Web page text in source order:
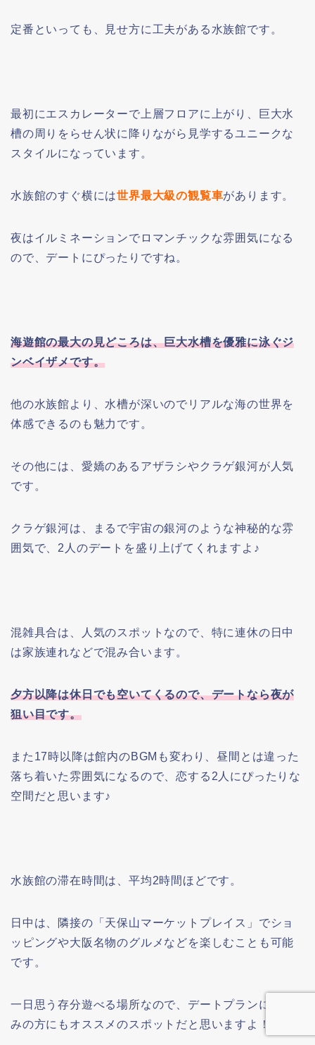
定番といっても、見せ方に工夫がある水族館です。
最初にエスカレーターで上層フロアに上がり、巨大水
槽の周りをらせん状に降りながら見学するユニークな
スタイルになっています。
水族館のすぐ横には世界最大級の観覧車があります。
夜はイルミネーションでロマンチックな雰囲気になる
ので、デートにぴったりですね。
海遊館の最大の見どころは、巨大水槽を優雅に泳ぐジ
ンベイザメです。
他の水族館より、水槽が深いのでリアルな海の世界を
体感できるのも魅力です。
その他には、愛嬌のあるアザラシやクラゲ銀河が人気
です。
クラゲ銀河は、まるで宇宙の銀河のような神秘的な雰
囲気で、2人のデートを盛り上げてくれますよ♪
混雑具合は、人気のスポットなので、特に連休の日中
は家族連れなどで混み合います。
夕方以降は休日でも空いてくるので、デートなら夜が
狙い目です。
また17時以降は館内のBGMも変わり、昼間とは違った
落ち着いた雰囲気になるので、恋する2人にぴったりな
空間だと思います♪
水族館の滞在時間は、平均2時間ほどです。
日中は、隣接の「天保山マーケットプレイス」でショ
ッピングや大阪名物のグルメなどを楽しむことも可能
です。
一日思う存分遊べる場所なので、デートプランにお悩
みの方にもオススメのスポットだと思いますよ！